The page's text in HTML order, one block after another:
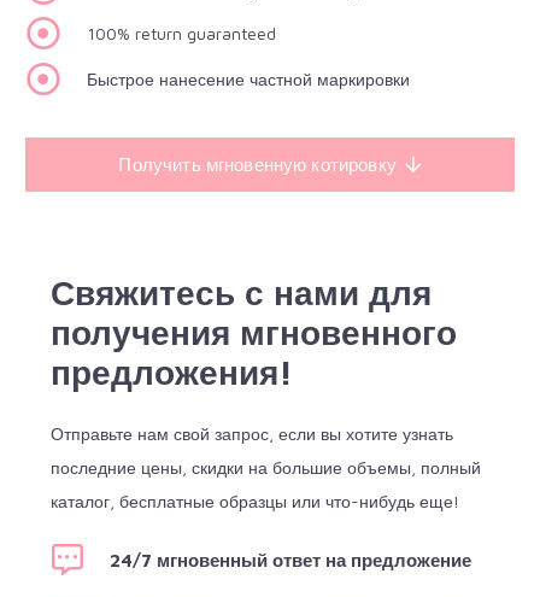
100% return guaranteed
Быстрое нанесение частной маркировки
Получить мгновенную котировку
Свяжитесь с нами для
получения мгновенного
предложения!
Отправьте нам свой запрос, если вы хотите узнать
последние цены, скидки на большие объемы, полный
каталог, бесплатные образцы или что-нибудь еще!
24/7 мгновенный ответ на предложение